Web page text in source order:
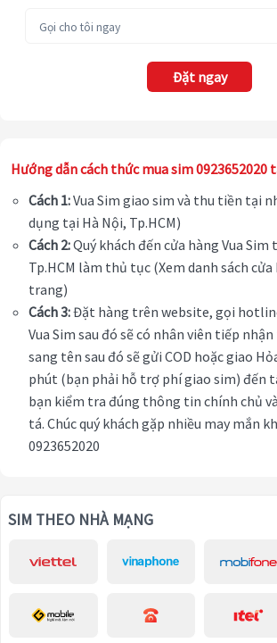
Đặt ngay
Hướng dẫn cách thức mua sim 0923652020
Cách 1:Vua Sim giao sim và thu tiền tại
dụng tại Hà Nội, Tp.HCM)
Cách 2:Quý khách đến cửa hàng Vua Sim
Tp.HCM làm thủ tục (Xem danh sách cửa
trang)
Cách 3:Đặt hàng trên website, gọi
Vua Sim sau đó sẽ có nhân viên tiếp
sang tên sau đó sẽ gửi COD hoặc giao
phút (bạn phải hỗ trợ phí giao sim) đến
bạn kiểm tra đúng thông tin chính chủ
tá. Chúc quý khách gặp nhiều may mắn
0923652020
SIM THEO NHÀ MẠNG